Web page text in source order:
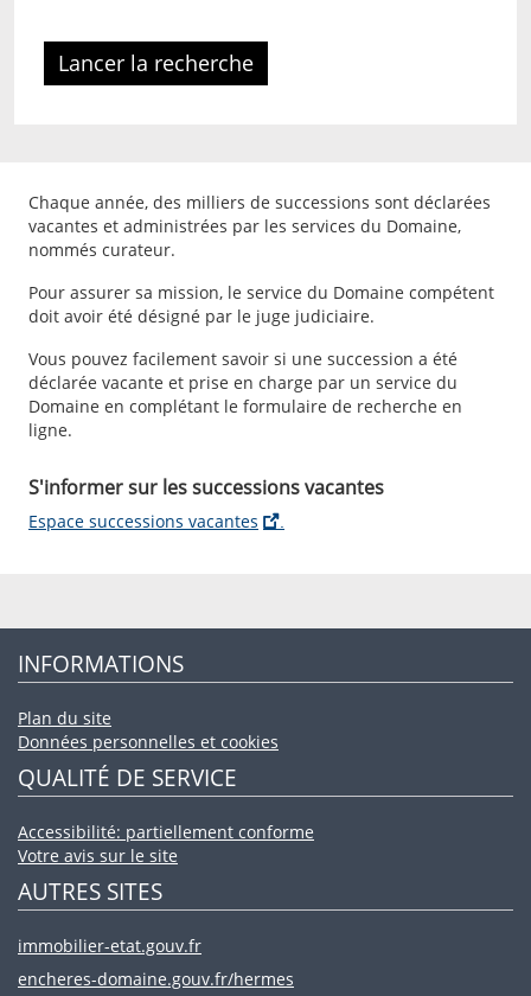
du
défunt
dans
Lancer la recherche
Chaque année, des milliers de successions sont déclarées
vacantes et administrées par les services du Domaine,
nommés curateur.
Pour assurer sa mission, le service du Domaine compétent
doit avoir été désigné par le juge judiciaire.
Vous pouvez facilement savoir si une succession a été
déclarée vacante et prise en charge par un service du
Domaine en complétant le formulaire de recherche en
ligne.
S'informer sur les successions vacantes
Espace successions vacantes
de
page
INFORMATIONS
Plan du site
Données personnelles et cookies
QUALITÉ DE SERVICE
Accessibilité: partiellement conforme
Votre avis sur le site
AUTRES SITES
immobilier-etat.gouv.fr
encheres-domaine.gouv.fr/hermes